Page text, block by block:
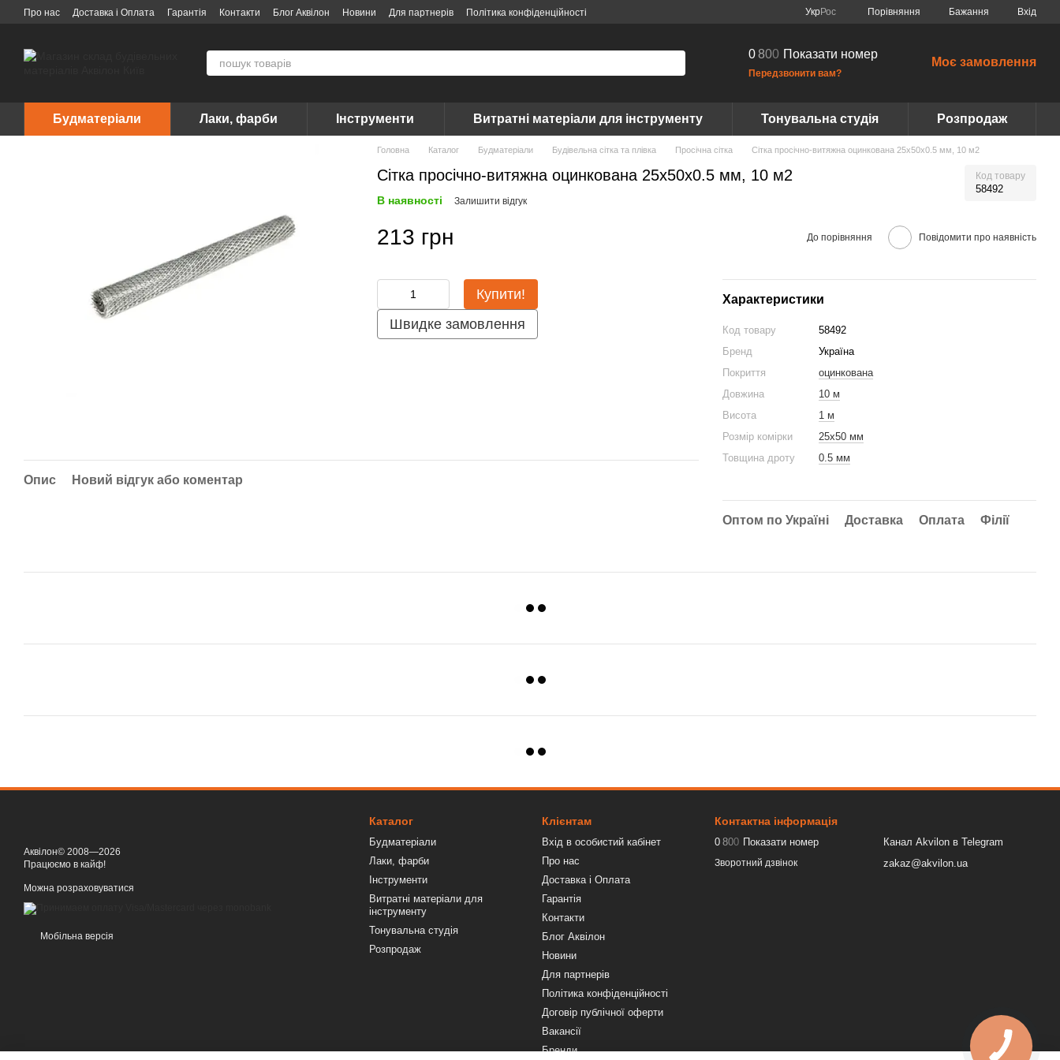
Перейти до основного контенту
Про нас Доставка і Оплата Гарантія Контакти Блог Аквілон Новини Для партнерів
Політика конфіденційності
УкрРос Порівняння Бажання Вхід
0800 Показати номер
Передзвонити вам?
Моє замовлення
Будматеріали Лаки, фарби Інструменти Витратні матеріали для інструменту Тонувальна студія Розпродаж
Головна Каталог Будматеріали Будівельна сітка та плівка Просічна сітка Сітка просічно-витяжна оцинкована 25х50х0.5 мм, 10 м2
Сітка просічно-витяжна оцинкована 25х50х0.5 мм, 10 м2 Код товару
58492
В наявності Залишити відгук
213 грн До порівняння Повідомити про наявність
Купити!
Швидке замовлення
Характеристики
Код товару
58492
Бренд
Україна
Покриття
оцинкована
Довжина
10 м
Висота
1 м
Розмір комірки
25х50 мм
Товщина дроту
0.5 мм
Оптом по Україні Доставка Оплата Філії
Опис Новий відгук або коментар
Аквілон© 2008—2026
Працюємо в кайф!
Можна розраховуватися
Мобільна версія
Каталог
Будматеріали
Лаки, фарби
Інструменти
Витратні матеріали для
інструменту
Тонувальна студія
Розпродаж
Клієнтам
Вхід в особистий кабінет
Про нас
Доставка і Оплата
Гарантія
Контакти
Блог Аквілон
Новини
Для партнерів
Політика конфіденційності
Договір публічної оферти
Вакансії
Бренди
Контактна інформація
0 800 Показати номер
Зворотний дзвінок
Канал Akvilon в Telegram
zakaz@akvilon.ua